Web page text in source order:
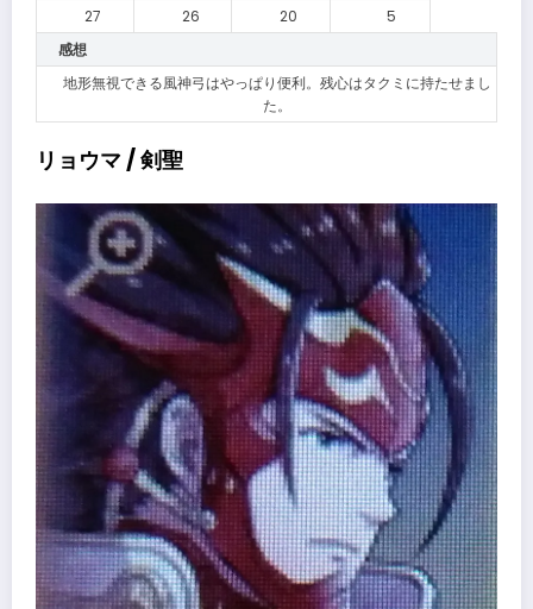
27
26 20
5
感想
地形無視できる風神弓はやっぱり便利。残心はタクミに持たせまし
た。
リョウマ / 剣聖